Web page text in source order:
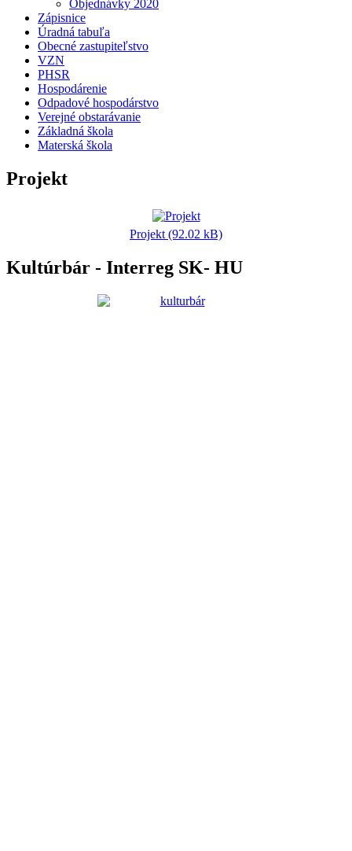
Objednávky 2020
Zápisnice
Úradná tabuľa
Obecné zastupiteľstvo
VZN
PHSR
Hospodárenie
Odpadové hospodárstvo
Verejné obstarávanie
Základná škola
Materská škola
Projekt
Projekt (92.02 kB)
Kultúrbár - Interreg SK- HU